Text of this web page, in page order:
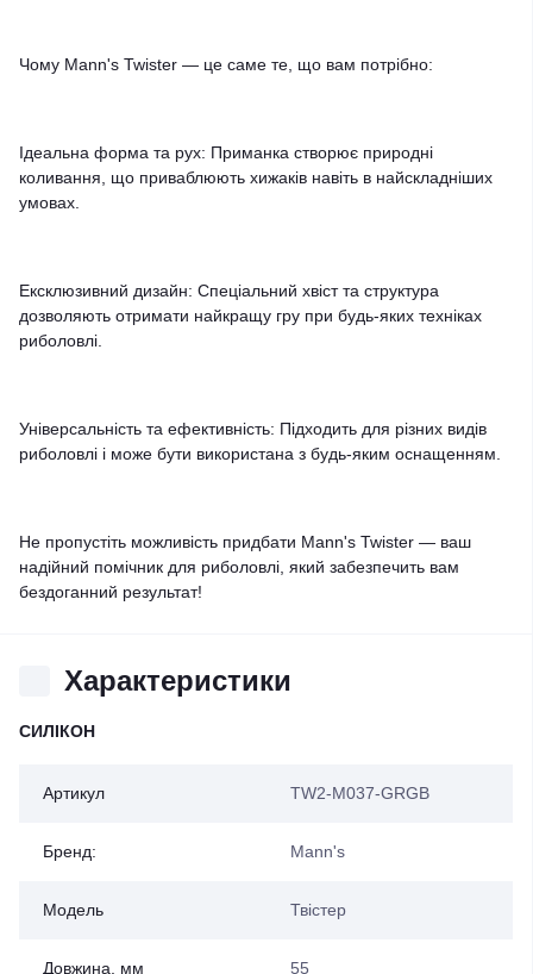
Чому Mann's Twister — це саме те, що вам потрібно:
Ідеальна форма та рух: Приманка створює природні
коливання, що приваблюють хижаків навіть в найскладніших
умовах.
Ексклюзивний дизайн: Спеціальний хвіст та структура
дозволяють отримати найкращу гру при будь-яких техніках
риболовлі.
Універсальність та ефективність: Підходить для різних видів
риболовлі і може бути використана з будь-яким оснащенням.
Не пропустіть можливість придбати Mann's Twister — ваш
надійний помічник для риболовлі, який забезпечить вам
бездоганний результат!
Характеристики
СИЛІКОН
Артикул TW2-M037-GRGB
Бренд: Mann's
Модель Твістер
Довжина, мм 55